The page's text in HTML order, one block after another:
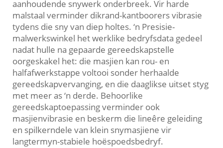
aanhoudende snywerk onderbreek. Vir harde
malstaal verminder dikrand-kantboorers vibrasie
tydens die sny van diep holtes. ‘n Presisie-
malwerkswinkel het werklike bedryfsdata gedeel
nadat hulle na gepaarde gereedskapstelle
oorgeskakel het: die masjien kan rou- en
halfafwerkstappe voltooi sonder herhaalde
gereedskapvervanging, en die daaglikse uitset styg
met meer as ‘n derde. Behoorlike
gereedskaptoepassing verminder ook
masjienvibrasie en beskerm die lineêre geleiding
en spilkerndele van klein snymasjiene vir
langtermyn-stabiele hoëspoedsbedryf.